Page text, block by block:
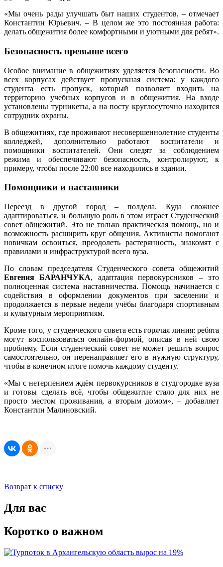
«Мы очень рады улучшать быт наших студентов, – отмечает
Константин Юрьевич. – В целом же это постоянная работа:
делать общежития более комфортными и уютными для ребят».
Безопасность превыше всего
Особое внимание в общежитиях уделяется безопасности. Во
всех корпусах действует пропускная система: у каждого
студента есть пропуск, который позволяет входить на
территорию учебных корпусов и в общежития. На входе
установлены турникеты, а на посту круглосуточно находится
сотрудник охраны.
В общежитиях, где проживают несовершеннолетние студенты
колледжей, дополнительно работают воспитатели и
помощники воспитателей. Они следят за соблюдением
режима и обеспечивают безопасность, контролируют, к
примеру, чтобы после 22:00 все находились в здании.
Помощники и наставники
Переезд в другой город – полдела. Куда сложнее
адаптироваться, и большую роль в этом играет Студенческий
совет общежитий. Это не только практическая помощь, но и
возможность расширить круг общения. Активисты помогают
новичкам освоиться, преодолеть растерянность, знакомят с
правилами и инфраструктурой всего вуза.
По словам председателя Студенческого совета общежитий
Евгения БАРАНЧУКА, адаптация первокурсников – это
полноценная система наставничества. Помощь начинается с
содействия в оформлении документов при заселении и
продолжается в первые недели учёбы благодаря спортивным
и культурным мероприятиям.
Кроме того, у студенческого совета есть горячая линия: ребята
могут воспользоваться онлайн-формой, описав в ней свою
проблему. Если студенческий совет не может решить вопрос
самостоятельно, он перенаправляет его в нужную структуру,
чтобы в конечном итоге помочь каждому студенту.
«Мы с нетерпением ждём первокурсников в студгородке вуза
и готовы сделать всё, чтобы общежитие стало для них не
просто местом проживания, а вторым домом», – добавляет
Константин Малиновский.
Возврат к списку
Для вас
Коротко о важном